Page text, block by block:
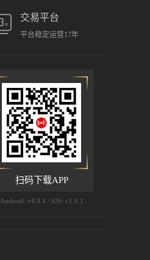
交易平台
平台稳定运营17年
扫码下载APP
Android: v4.9.4 / iOS: v1.0.1